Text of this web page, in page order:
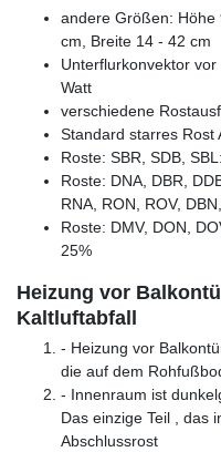
andere Größen: Höhe
cm, Breite 14 - 42 cm
Unterflurkonvektor
Watt
verschiedene
Standard starres Rost
Roste: SBR, SDB,
Roste: DNA, DBR,
RNA, RON, ROV,
Roste: DMV, DON,
25%
Heizung vor
Kaltluftabfall
- Heizung vor
die auf dem
- Innenraum ist
Das einzige Teil , das
Abschlussrost